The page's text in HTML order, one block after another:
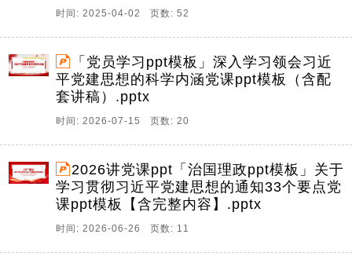
时间: 2025-04-02 页数: 52
「党员学习ppt模板」深入学习领会习近
平党建思想的科学内涵党课ppt模板（含配
套讲稿）.pptx
时间: 2026-07-15 页数: 20
2026讲党课ppt「治国理政ppt模板」关于
学习贯彻习近平党建思想的通知33个要点党
课ppt模板【含完整内容】.pptx
时间: 2026-06-26 页数: 11